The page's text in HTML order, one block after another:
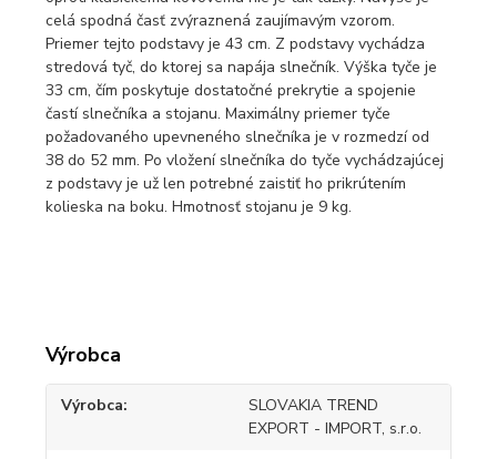
celá spodná časť zvýraznená zaujímavým vzorom.
Priemer tejto podstavy je 43 cm. Z podstavy vychádza
stredová tyč, do ktorej sa napája slnečník. Výška tyče je
33 cm, čím poskytuje dostatočné prekrytie a spojenie
častí slnečníka a stojanu. Maximálny priemer tyče
požadovaného upevneného slnečníka je v rozmedzí od
38 do 52 mm. Po vložení slnečníka do tyče vychádzajúcej
z podstavy je už len potrebné zaistiť ho prikrútením
kolieska na boku. Hmotnosť stojanu je 9 kg.
Výrobca
Výrobca
SLOVAKIA TREND
EXPORT - IMPORT, s.r.o.